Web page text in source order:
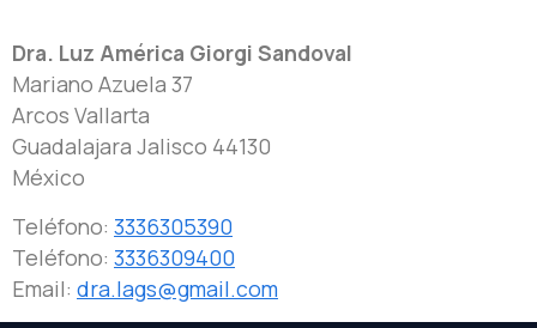
Dra. Luz América Giorgi Sandoval
Mariano Azuela 37
Arcos Vallarta
Guadalajara Jalisco 44130
México
Teléfono: 3336305390
Teléfono: 3336309400
Email: dra.lags@gmail.com